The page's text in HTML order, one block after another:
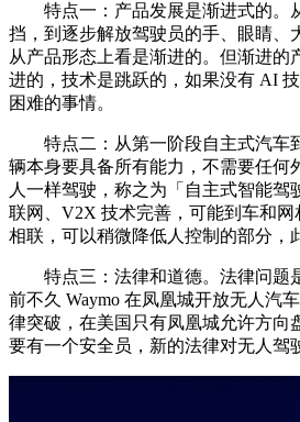
特点一：产品发展是渐进式的。
挡，到逐步解放驾驶员的手、眼睛、
从产品形态上看是渐进的。但渐进的
进的，技术是跳跃的，如果没有 AI
困难的事情。
特点二：从第一阶段自主式汽车
辆本身要具备所有能力，不需要任何
人一样驾驶，称之为「自主式智能驾
联网、V2X 技术完善，可能到车和
相联，可以稍微降低人控制的部分，
特点三：法律和道德。法律问题是
前不久 Waymo 在凤凰城开放无人汽
律突破，在美国只有凤凰城允许方向
要有一个安全员，新的法律对无人驾